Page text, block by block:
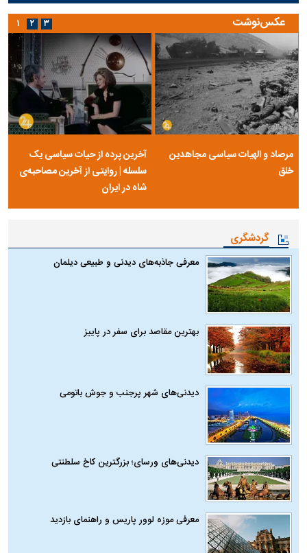
عکس‌نوشت
مرصاد و الهیات سیاسی مجاهدین
خلق
آخرین پرده از حیات سیاسی یک
سلسله | روایتی از آخرین مصاحبه‌ی
شاه در ایران
۱ ۲ ۳
گردشگری
معرفی جاذبه‌های دیدنی و طبیعی دیلمان
بهترین مقاصد برای سفر در پاییز
دیدنی‌های شهر پرجنب و جوش باتومی
دیدنی‌های ورسای؛ بزرگترین کاخ سلطنتی
معرفی موزه لوور پاریس و راهنمای بازدید